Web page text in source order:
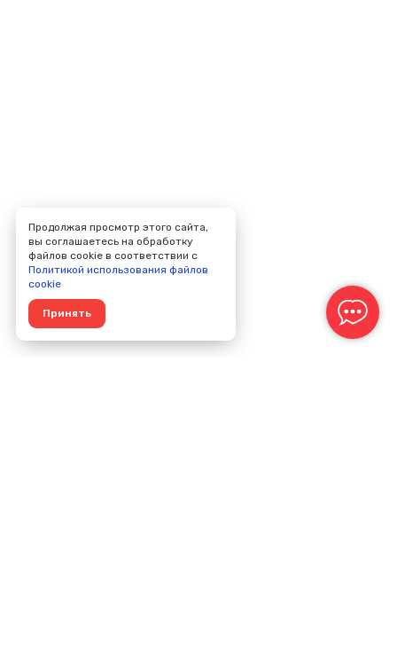
Продолжая просмотр этого сайта,
вы соглашаетесь на обработку
файлов cookie в соответствии с
Политикой использования файлов
cookie
Принять